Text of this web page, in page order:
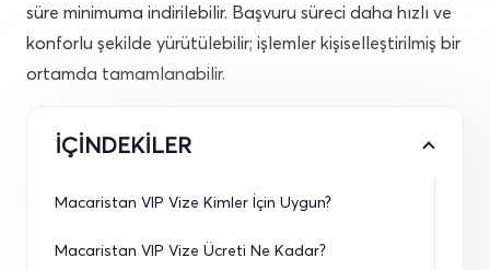
süre minimuma indirilebilir. Başvuru süreci daha hızlı ve
konforlu şekilde yürütülebilir; işlemler kişiselleştirilmiş bir
ortamda tamamlanabilir.
İÇİNDEKİLER
Macaristan VIP Vize Kimler İçin Uygun?
Macaristan VIP Vize Ücreti Ne Kadar?